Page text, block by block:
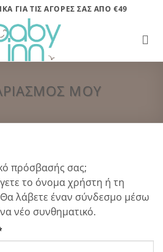
ΓΙΑ ΤΙΣ ΑΓΟΡΕΣ ΣΑΣ ΑΠΟ €49
ΜΟΥ
πρόσβασής σας;
το όνομα χρήστη ή τη
λάβετε έναν σύνδεσμο μέσω
νέο συνθηματικό.
Απαιτείται